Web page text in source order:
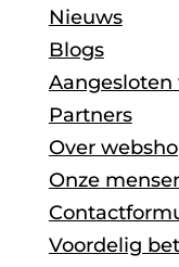
Nieuws
Blogs
Aangesloten
Partners
Over
Onze
Voordelig